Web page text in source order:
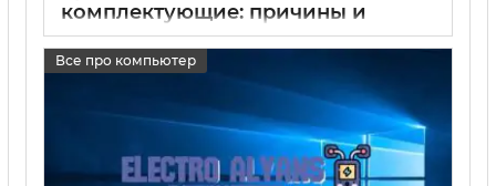
комплектующие: причины и
решения
17 05 2025 0
Все про компьютер